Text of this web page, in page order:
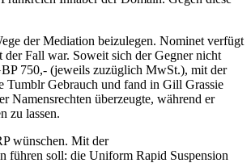
der Mediation beizulegen. Nominet verfügt
Fall war. Soweit sich der Gegner nicht
750,- (jeweils zuzüglich MwSt.), mit der
Tumblr Gebrauch und fand in Gill Grassie
Namensrechten überzeugte, während er
zu lassen.
wünschen. Mit der
führen soll: die Uniform Rapid Suspension